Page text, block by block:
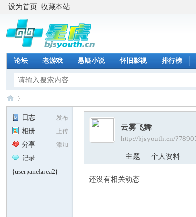
设为首页 收藏本站
论坛 老游戏 悬疑小说 怀旧影视 排行榜
发布
日志
上传
相册
添加
分享
记录
{userpanelarea2}
云雾飞舞
http://bjsyouth.cn/
主题 个人资料
还没有相关动态